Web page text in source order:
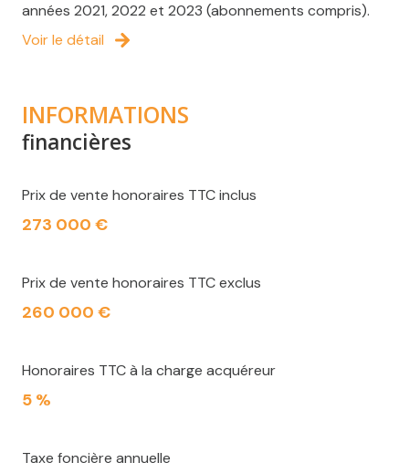
années 2021, 2022 et 2023 (abonnements compris).
Voir le détail
INFORMATIONS
financières
Prix de vente honoraires TTC inclus
273 000 €
Prix de vente honoraires TTC exclus
260 000 €
Honoraires TTC à la charge acquéreur
5 %
Taxe foncière annuelle